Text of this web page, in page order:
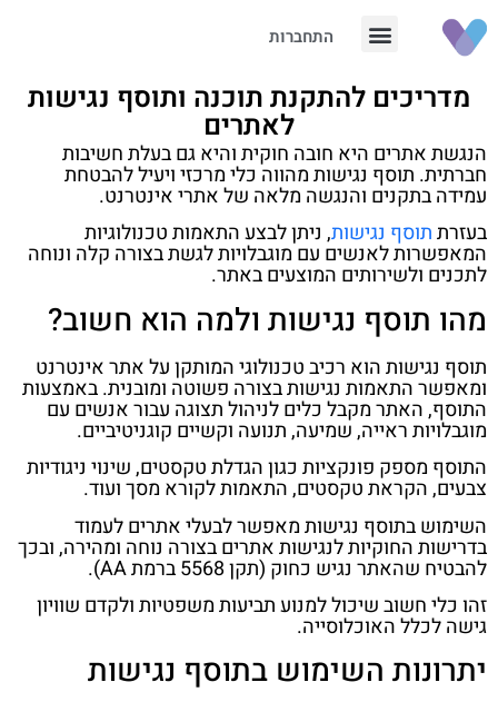
התחברות
מדריכים להתקנת תוכנה ותוסף נגישות
לאתרים
הנגשת אתרים היא חובה חוקית והיא גם בעלת חשיבות
חברתית. תוסף נגישות מהווה כלי מרכזי ויעיל להבטחת
עמידה בתקנים והנגשה מלאה של אתרי אינטרנט.
בעזרתתוסף נגישות, ניתן לבצע התאמות טכנולוגיות
המאפשרות לאנשים עם מוגבלויות לגשת בצורה קלה ונוחה
לתכנים ולשירותים המוצעים באתר.
מהו תוסף נגישות ולמה הוא חשוב?
תוסף נגישות הוא רכיב טכנולוגי המותקן על אתר אינטרנט
ומאפשר התאמות נגישות בצורה פשוטה ומובנית. באמצעות
התוסף, האתר מקבל כלים לניהול תצוגה עבור אנשים עם
מוגבלויות ראייה, שמיעה, תנועה וקשיים קוגניטיביים.
התוסף מספק פונקציות כגון הגדלת טקסטים, שינוי ניגודיות
צבעים, הקראת טקסטים, התאמות לקורא מסך ועוד.
השימוש בתוסף נגישות מאפשר לבעלי אתרים לעמוד
בדרישות החוקיות לנגישות אתרים בצורה נוחה ומהירה, ובכך
להבטיח שהאתר נגיש כחוק (תקן 5568 ברמת AA).
זהו כלי חשוב שיכול למנוע תביעות משפטיות ולקדם שוויון
גישה לכלל האוכלוסייה.
יתרונות השימוש בתוסף נגישות